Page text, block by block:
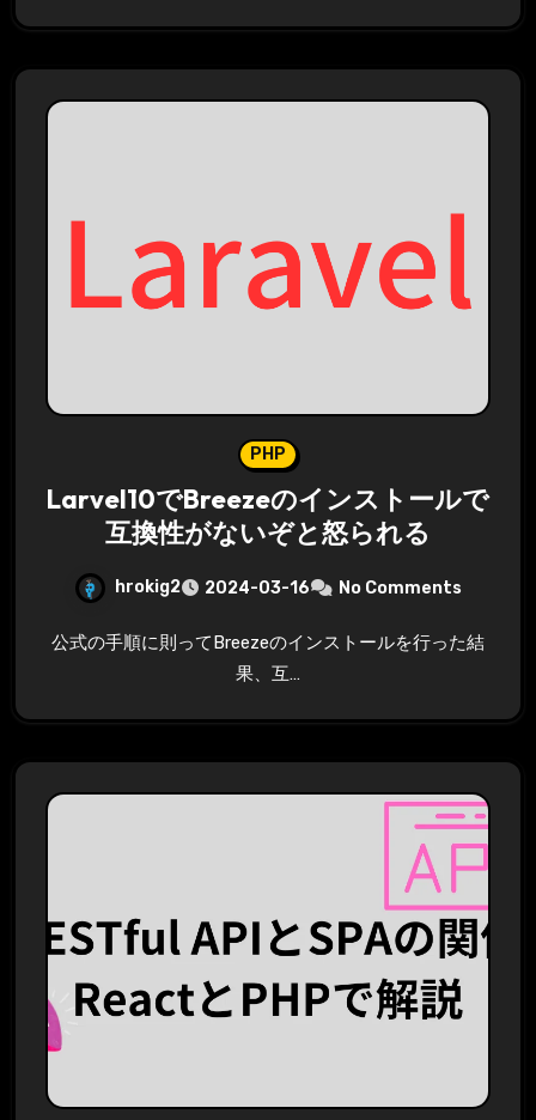
PHP
Larvel10でBreezeのインストールで
互換性がないぞと怒られる
hrokig2 2024-03-16 No Comments
公式の手順に則ってBreezeのインストールを行った結
果、互…